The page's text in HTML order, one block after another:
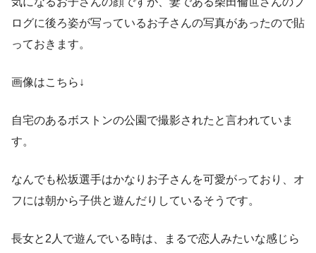
ログに後ろ姿が写っているお子さんの写真があったので貼
っておきます。
画像はこちら↓
自宅のあるボストンの公園で撮影されたと言われていま
す。
なんでも松坂選手はかなりお子さんを可愛がっており、オ
フには朝から子供と遊んだりしているそうです。
長女と2人で遊んでいる時は、まるで恋人みたいな感じら